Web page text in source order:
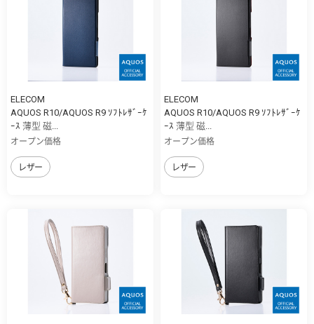
ELECOM
AQUOS R10/AQUOS R9 ｿﾌﾄﾚｻﾞｰｹ
ｰｽ 薄型 磁...
オープン価格
レザー
ELECOM
AQUOS R10/AQUOS R9 ｿﾌﾄﾚｻﾞｰｹ
ｰｽ 薄型 磁...
オープン価格
レザー